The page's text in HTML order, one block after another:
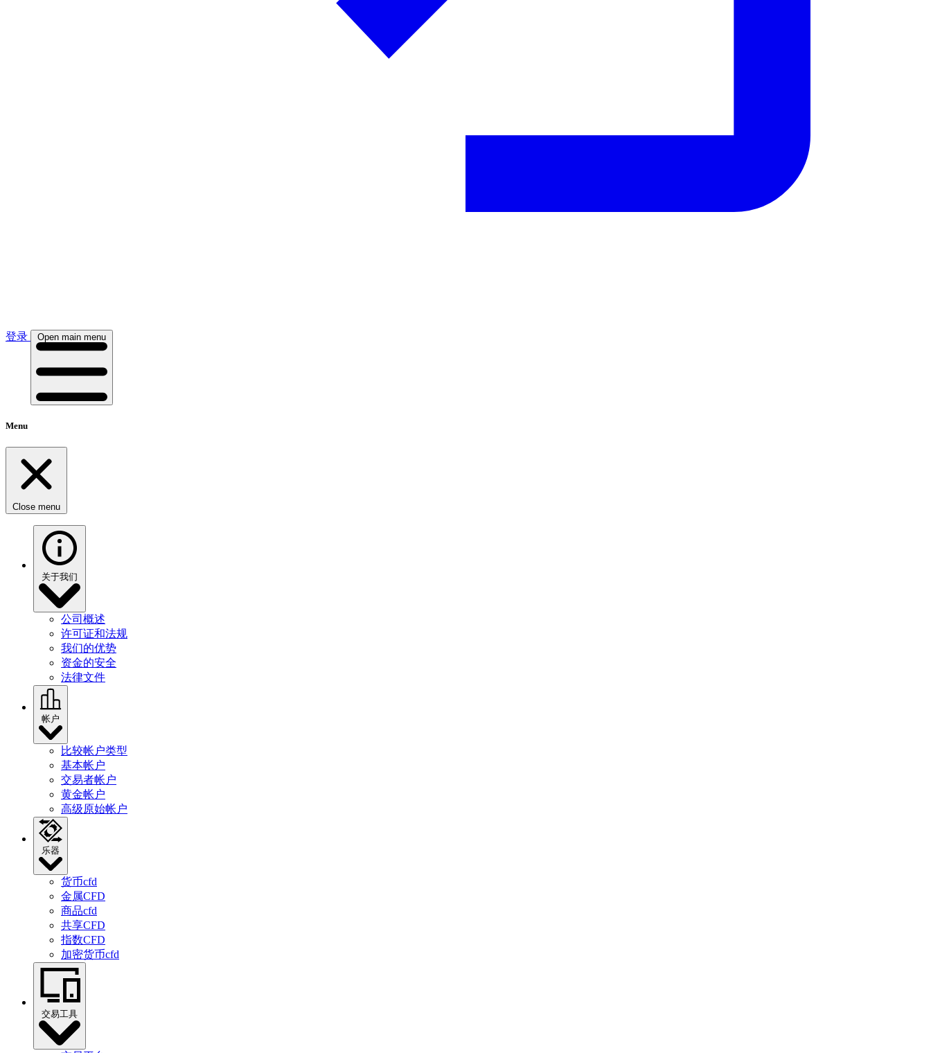
登录 Open main menu
Menu
Close menu
关于我们
公司概述
许可证和法规
我们的优势
资金的安全
法律文件
帐户
比较帐户类型
基本帐户
交易者帐户
黄金帐户
高级原始帐户
乐器
货币cfd
金属CFD
商品cfd
共享CFD
指数CFD
加密货币cfd
交易工具